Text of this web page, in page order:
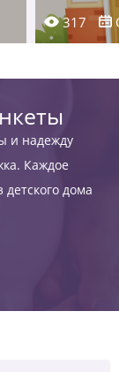
317
и надежду
Каждое
дома